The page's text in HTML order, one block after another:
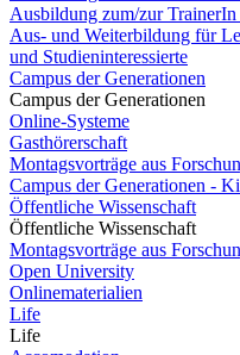
Ausbildung zum/zur
Aus- und Weiterbildung für
und Studieninteressierte
Campus der Generationen
Campus der Generationen
Online-Systeme
Gasthörerschaft
Montagsvorträge aus
Campus der Generationen -
Öffentliche Wissenschaft
Öffentliche Wissenschaft
Montagsvorträge aus
Open University
Onlinematerialien
Life
Life